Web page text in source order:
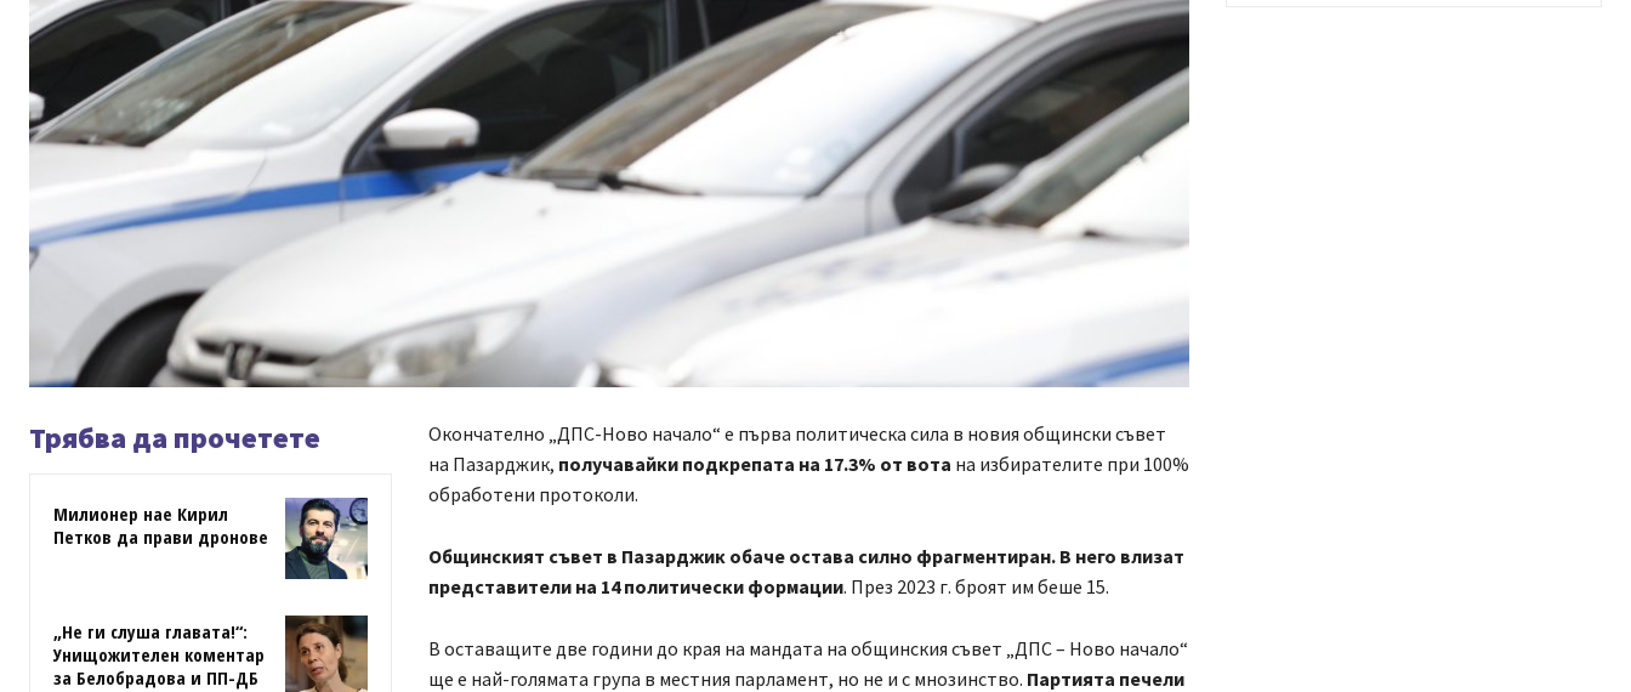
Трябва да прочетете
Милионер нае Кирил
Петков да прави дронове
„Не ги слуша главата!“:
Унищожителен коментар
за Белобрадова и ПП-ДБ
Окончателно „ДПС-Ново начало“ е първа политическа сила в новия общински съвет
на Пазарджик, получавайки подкрепата на 17.3% от вота на избирателите при 100%
обработени протоколи.
Общинският съвет в Пазарджик обаче остава силно фрагментиран. В него влизат
представители на 14 политически формации. През 2023 г. броят им беше 15.
В оставащите две години до края на мандата на общинския съвет „ДПС – Ново начало“
ще е най-голямата група в местния парламент, но не и с мнозинство. Партията печели